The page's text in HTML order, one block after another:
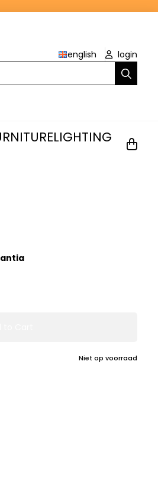
english
login
LIGHTING
Niet op voorraad